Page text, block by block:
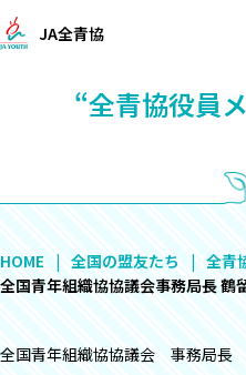
JA全青協
“全青協役員
HOME 全国の盟友たち
全青
全国青年組織協協議会事務局長 鶴
全国青年組織協協議会 事務局長